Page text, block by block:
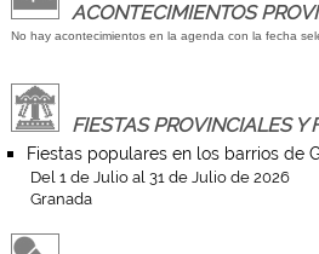
ACONTECIMIENTOS
No hay acontecimientos en la agenda con la fecha
FIESTAS PROVINCIALES Y
Fiestas populares en los barrios de
Del 1 de Julio al 31 de Julio de 2026
Granada